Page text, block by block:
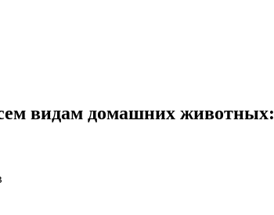
видам домашних животных: